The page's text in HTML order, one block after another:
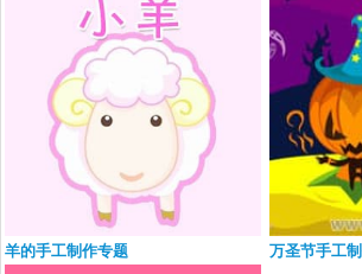
羊的手工制作专题 万圣节手工